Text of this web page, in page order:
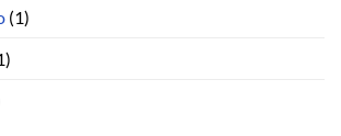
(1)